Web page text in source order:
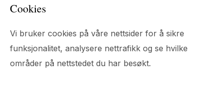
Cookies
Vi bruker cookies på våre nettsider for å sikre
funksjonalitet, analysere nettrafikk og se hvilke
områder på nettstedet du har besøkt.